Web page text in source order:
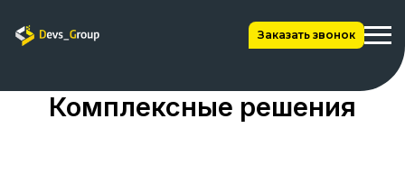
Заказать звонок
Комплексные решения